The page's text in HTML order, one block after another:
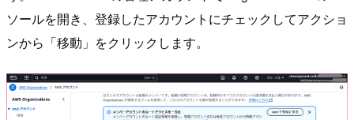
ソールを開き、登録したアカウントにチェックしてアクショ
ンから「移動」をクリックします。